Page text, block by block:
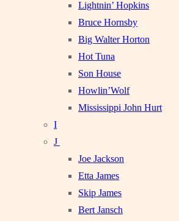
Lightnin’ Hopkins
Bruce Hornsby
Big Walter Horton
Hot Tuna
Son House
Howlin’Wolf
Mississippi John Hurt
I
J
Joe Jackson
Etta James
Skip James
Bert Jansch